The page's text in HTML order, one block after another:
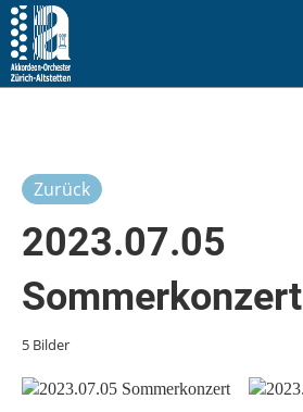
Zurück
2023.07.05
Sommerkonzert
5 Bilder